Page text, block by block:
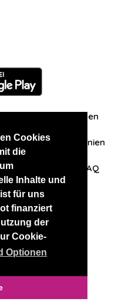
Cookies
die
Inhalte und
für uns
finanziert
der
Cookie-
Optionen
Erfahrungen
Datenschutzrichtlinien
auf FAQ
Websites
RussianKisses